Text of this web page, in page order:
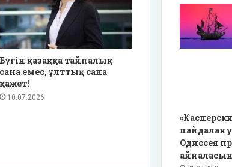
Бүгін қазаққа тайпалық
сана емес, ұлттық сана
қажет!
10.07.2026
Одиссея